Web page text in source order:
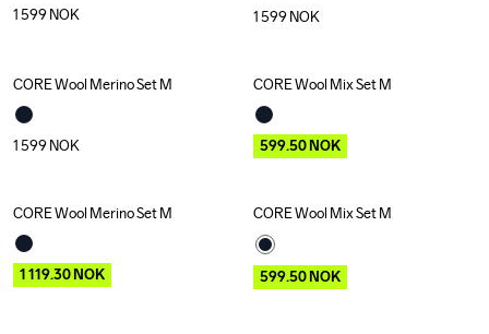
1 599 NOK 1 599 NOK
CORE Wool Merino Set M
1 599 NOK
Outlet
CORE Wool Mix Set M
599.50NOK
Outlet
CORE Wool Merino Set M
1 119.30NOK
Outlet
CORE Wool Mix Set M
599.50NOK